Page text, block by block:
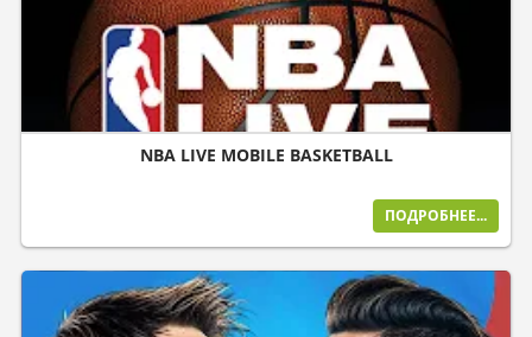
NBA LIVE MOBILE BASKETBALL
ПОДРОБНЕЕ...